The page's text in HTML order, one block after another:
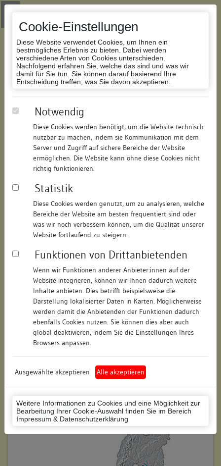
Cookie-Einstellungen
Diese Website verwendet Cookies, um Ihnen ein
bestmögliches Erlebnis zu bieten. Dabei werden
verschiedene Arten von Cookies unterschieden.
Nachfolgend erfahren Sie, welche das sind und was wir
damit für Sie tun. Sie können darauf basierend Ihre
Entscheidung treffen, was Sie davon akzeptieren.
Notwendig
Diese Cookies werden benötigt, um die Website technisch
nutzbar zu machen, indem sie Kommunikation mit dem
Server und Zugriff auf sichere Bereiche der Website
ermöglichen. Die Website kann ohne diese Cookies nicht
richtig funktionieren.
Statistik
Diese Cookies werden genutzt, um zu analysieren, welche
Bereiche der Website am besten frequentiert sind oder
was wir noch verbessern können, um die Qualität unserer
Website fortlaufend zu steigern.
Funktionen von Drittanbietenden
Wenn wir Funktionen anderer Anbieter:innen auf der
Website integrieren, können wir Ihnen dadurch weitere
Inhalte anbieten. Dies betrifft beispielsweise die
Darstellung lokalisierter Daten in Karten. Möglicherweise
werden damit die Anbietenden der Funktionen dadurch
ebenfalls Cookies nutzen. Sie können dies aber auch
global deaktivieren, indem Sie die Einstellungen Ihres
Browsers anpassen.
Ausgewählte akzeptieren Alle akzeptieren
Weitere Informationen zu Cookies und eine Möglichkeit zur
Bearbeitung Ihrer Cookie-Auswahl finden Sie im Bereich
Impressum & Datenschutzerklärung
Zur Navigation springen
Zum Inhalt der Website springen
Datenbank Bauforschung/Restaurierung
129982532920/Datum:12.06.2017
Datenbestand:
Bauforschung und Restaurierung
Als PDF herunterladen:
Objektdaten
Straße: Marktplatz
Hausnummer: keine
Postleitzahl: 74354
Stadt-Teilort: Besigheim
Regierungsbezirk: Stuttgart
Ludwigsburg (Landkreis)
Wohnplatzschlüssel: 8118007001
Flurstücknummer: keine
Historischer Straßenname: keiner
keine
Lage des Wohnplatzes: